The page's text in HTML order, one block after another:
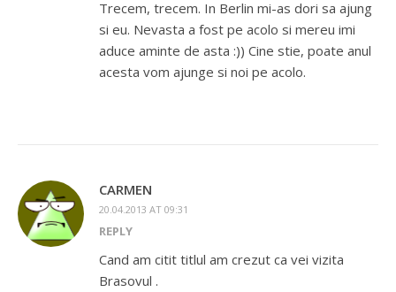
Trecem, trecem. In Berlin mi-as dori sa ajung
si eu. Nevasta a fost pe acolo si mereu imi
aduce aminte de asta :)) Cine stie, poate anul
acesta vom ajunge si noi pe acolo.
CARMEN
20.04.2013 AT 09:31
REPLY
Cand am citit titlul am crezut ca vei vizita
Brasovul .